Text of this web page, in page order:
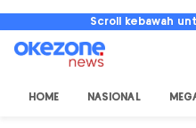
Scroll kebawah
HOME NASIONAL